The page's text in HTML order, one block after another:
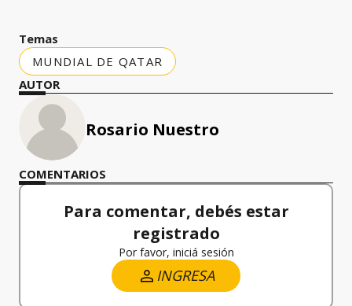
Temas
MUNDIAL DE QATAR
AUTOR
Rosario Nuestro
COMENTARIOS
Para comentar, debés estar
registrado
Por favor, iniciá sesión
INGRESA